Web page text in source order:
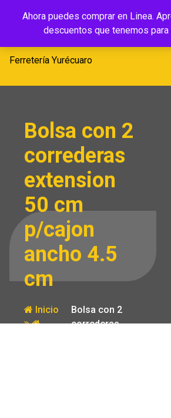
Ahora puedes comprar en Linea.
descuentos que tenemos para
Ferretería
Yurécuaro
Ferretería Yurécuaro
Bolsa con 2
correderas
extension
50 cm
p/cajon
ancho 4.5
cm
Inicio
Bolsa con 2
correderas